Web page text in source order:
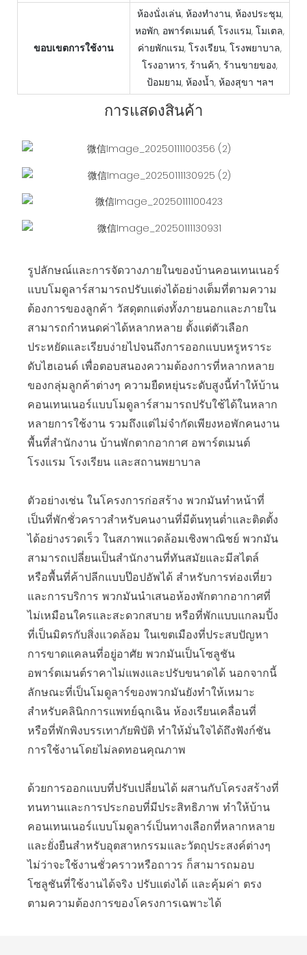
ขอบเขตการใช้งาน
ห้องนั่งเล่น, ห้องทำงาน, ห้องประชุม,
หอพัก, อพาร์ตเมนต์, โรงแรม, โมเตล,
ค่ายพักแรม, โรงเรียน, โรงพยาบาล,
โรงอาหาร, ร้านค้า, ร้านขายของ,
ป้อมยาม, ห้องน้ำ, ห้องสุขา ฯลฯ
การแสดงสินค้า
รูปลักษณ์และการจัดวางภายในของบ้านคอนเทนเนอร์
แบบโมดูลาร์สามารถปรับแต่งได้อย่างเต็มที่ตามความ
ต้องการของลูกค้า วัสดุตกแต่งทั้งภายนอกและภายใน
สามารถกำหนดค่าได้หลากหลาย ตั้งแต่ตัวเลือก
ประหยัดและเรียบง่ายไปจนถึงการออกแบบหรูหราระ
ดับไฮเอนด์ เพื่อตอบสนองความต้องการที่หลากหลาย
ของกลุ่มลูกค้าต่างๆ ความยืดหยุ่นระดับสูงนี้ทำให้บ้าน
คอนเทนเนอร์แบบโมดูลาร์สามารถปรับใช้ได้ในหลาก
หลายการใช้งาน รวมถึงแต่ไม่จำกัดเพียงหอพักคนงาน
พื้นที่สำนักงาน บ้านพักตากอากาศ อพาร์ตเมนต์
โรงแรม โรงเรียน และสถานพยาบาล
ตัวอย่างเช่น ในโครงการก่อสร้าง พวกมันทำหน้าที่
เป็นที่พักชั่วคราวสำหรับคนงานที่มีต้นทุนต่ำและติดตั้ง
ได้อย่างรวดเร็ว ในสภาพแวดล้อมเชิงพาณิชย์ พวกมัน
สามารถเปลี่ยนเป็นสำนักงานที่ทันสมัยและมีสไตล์
หรือพื้นที่ค้าปลีกแบบป๊อปอัพได้ สำหรับการท่องเที่ยว
และการบริการ พวกมันนำเสนอห้องพักตากอากาศที่
ไม่เหมือนใครและสะดวกสบาย หรือที่พักแบบแกลมปิ้ง
ที่เป็นมิตรกับสิ่งแวดล้อม ในเขตเมืองที่ประสบปัญหา
การขาดแคลนที่อยู่อาศัย พวกมันเป็นโซลูชัน
อพาร์ตเมนต์ราคาไม่แพงและปรับขนาดได้ นอกจากนี้
ลักษณะที่เป็นโมดูลาร์ของพวกมันยังทำให้เหมาะ
สำหรับคลินิกการแพทย์ฉุกเฉิน ห้องเรียนเคลื่อนที่
หรือที่พักพิงบรรเทาภัยพิบัติ ทำให้มั่นใจได้ถึงฟังก์ชัน
การใช้งานโดยไม่ลดทอนคุณภาพ
ด้วยการออกแบบที่ปรับเปลี่ยนได้ ผสานกับโครงสร้างที่
ทนทานและการประกอบที่มีประสิทธิภาพ ทำให้บ้าน
คอนเทนเนอร์แบบโมดูลาร์เป็นทางเลือกที่หลากหลาย
และยั่งยืนสำหรับอุตสาหกรรมและวัตถุประสงค์ต่างๆ
ไม่ว่าจะใช้งานชั่วคราวหรือถาวร ก็สามารถมอบ
โซลูชันที่ใช้งานได้จริง ปรับแต่งได้ และคุ้มค่า ตรง
ตามความต้องการของโครงการเฉพาะได้